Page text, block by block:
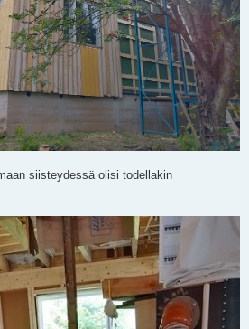
siisteydessä olisi todellakin